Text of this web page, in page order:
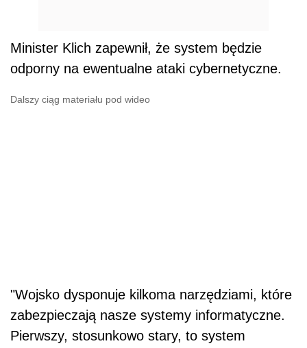
Minister Klich zapewnił, że system będzie
odporny na ewentualne ataki cybernetyczne.
Dalszy ciąg materiału pod wideo
"Wojsko dysponuje kilkoma narzędziami, które
zabezpieczają nasze systemy informatyczne.
Pierwszy, stosunkowo stary, to system